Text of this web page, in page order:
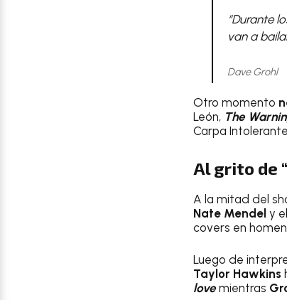
“Durante
van a
Dave Grohl
Otro momento
León, The
Carpa
Al grito de
A la mitad del
Nate Mendel y
covers en
Luego de
Taylor Hawkins
lovemientras